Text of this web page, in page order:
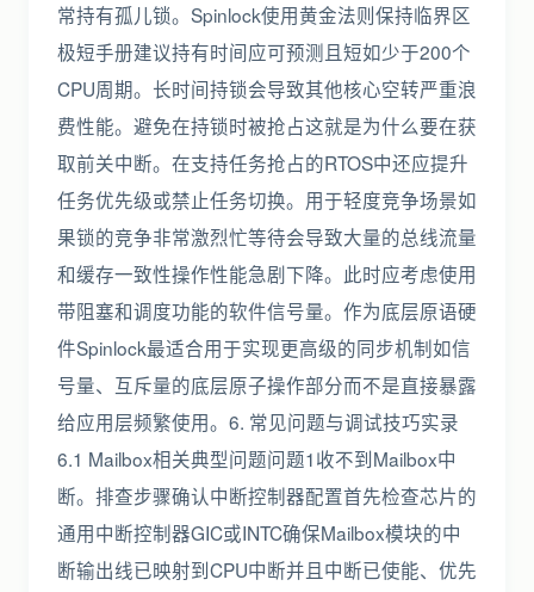
常持有孤儿锁。Spinlock使用黄金法则保持临界区
极短手册建议持有时间应可预测且短如少于200个
CPU周期。长时间持锁会导致其他核心空转严重浪
费性能。避免在持锁时被抢占这就是为什么要在获
取前关中断。在支持任务抢占的RTOS中还应提升
任务优先级或禁止任务切换。用于轻度竞争场景如
果锁的竞争非常激烈忙等待会导致大量的总线流量
和缓存一致性操作性能急剧下降。此时应考虑使用
带阻塞和调度功能的软件信号量。作为底层原语硬
件Spinlock最适合用于实现更高级的同步机制如信
号量、互斥量的底层原子操作部分而不是直接暴露
给应用层频繁使用。6. 常见问题与调试技巧实录
6.1 Mailbox相关典型问题问题1收不到Mailbox中
断。排查步骤确认中断控制器配置首先检查芯片的
通用中断控制器GIC或INTC确保Mailbox模块的中
断输出线已映射到CPU中断并且中断已使能、优先